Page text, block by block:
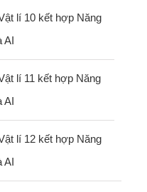
lí 10 kết hợp Năng
AI
lí 11 kết hợp Năng
AI
lí 12 kết hợp Năng
AI